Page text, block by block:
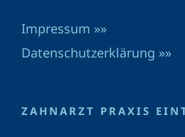
Impressum »»
Datenschutzerklärung »»
ZAHNARZT PRAXIS